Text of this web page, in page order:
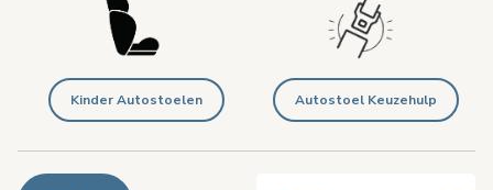
Kinder Autostoelen Autostoel Keuzehulp